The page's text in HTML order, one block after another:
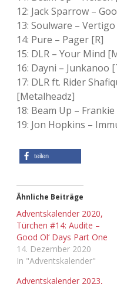
12: Jack Sparrow –
13: Soulware –
14: Pure – Pager [R]
15: DLR – Your Mind
16: Dayni – Junkanoo
17: DLR ft. Rider
[Metalheadz]
18: Beam Up –
19: Jon Hopkins –
teilen
Ähnliche Beiträge
Adventskalender 2020,
Türchen #14: Audite –
Good Ol‘ Days Part One
14. Dezember 2020
In "Adventskalender"
Adventskalender 2023,